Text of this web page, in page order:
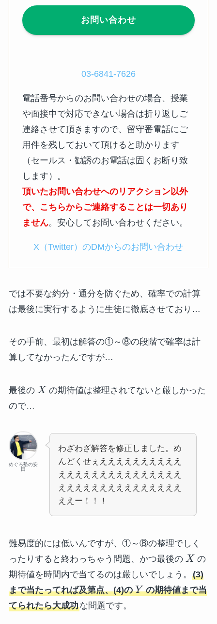
お問い合わせ
03-6841-7626
電話番号からのお問い合わせの場合、授業
や面接中で対応できない場合は折り返しご
連絡させて頂きますので、留守番電話にご
用件を残しておいて頂けると助かります
（セールス・勧誘のお電話は固くお断り致
します）。
頂いたお問い合わせへのリアクション以外
で、こちらからご連絡することは一切あり
ません。安心してお問い合わせください。
X（Twitter）のDMからのお問い合わせ
では不要な約分・通分を防ぐため、確率での計算
は最後に実行するように生徒に徹底させており…
その手前、最初は解答の①～⑧の段階で確率は計
算してなかったんですが…
最後の X の期待値は整理されてないと厳しかった
ので…
めぐろ塾の安
田
わざわざ解答を修正しました。め
んどくせぇええええええええええ
えええええええええええええええ
えええええええええええええええ
ええー！！！
難易度的には低いんですが、①～⑧の整理でしく
ったりすると終わっちゃう問題、かつ最後の X の
期待値を時間内で当てるのは厳しいでしょう。 (3)
まで当たってれば及第点、(4)のY の期待値まで当
てられたら大成功な問題です。